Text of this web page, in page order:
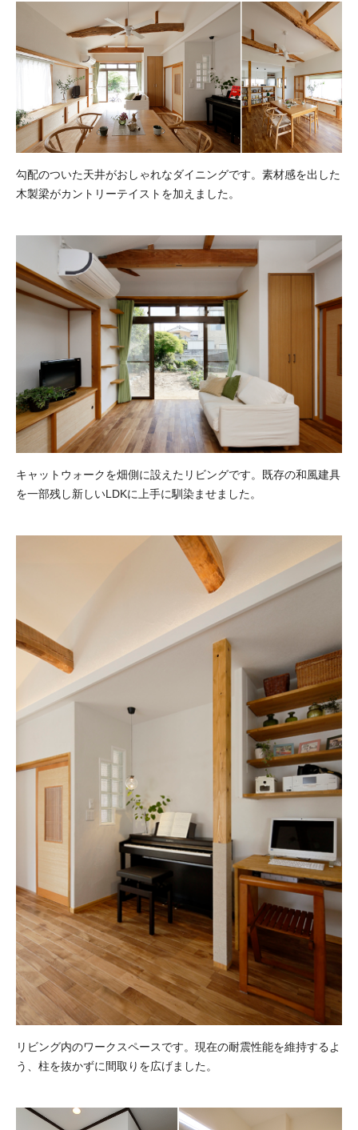
勾配のついた天井がおしゃれなダイニングです。素材感を出した
木製梁がカントリーテイストを加えました。
キャットウォークを畑側に設えたリビングです。既存の和風建具
を一部残し新しいLDKに上手に馴染ませました。
リビング内のワークスペースです。現在の耐震性能を維持するよ
う、柱を抜かずに間取りを広げました。